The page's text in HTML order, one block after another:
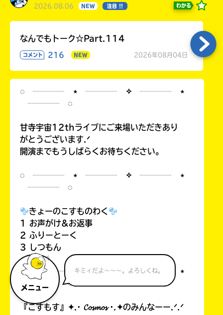
メニュー
キミィだよ～～～。よろしくね。
2026.08.06 NEW 注目 !! わかる
なんでもトーク☆Part.114
コメント 216 NEW 2026年08月04日
◌ ┈┈┈┈ ⋆ ┈┈┈┈ ✧ ┈┈┈┈ ⋆
┈┈┈┈ ◌
甘寺宇宙12thライブにご来場いただきあり
がとうございます.ᐟ
開演までもうしばらくお待ちください。
◌ ┈┈┈┈ ⋆ ┈┈┈┈ ✧ ┈┈┈┈ ⋆
┈┈┈┈ ◌
きょーのこすものわく
1 お声がけ&お返事
2 ふりーとーく
3 しつもん
◌ ┈┈┈┈ ⋆ ┈┈┈┈ ✧ ┈┈┈┈ ⋆
┈┈┈┈ ◌
『こすもす』✦.· 𝓒𝓸𝓼𝓶𝓸𝓼 ·.✦のみんなーー.ᐟ.ᐟ